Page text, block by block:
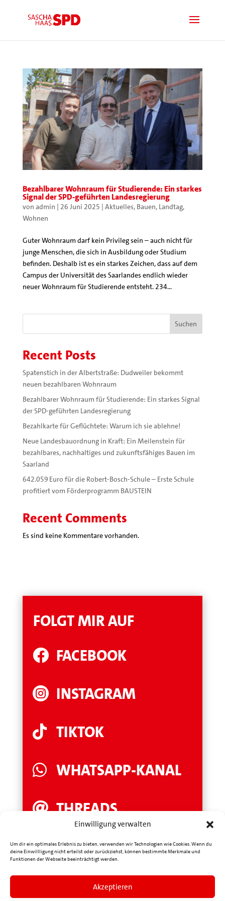
Einwilligung verwalten
Um dir ein optimales Erlebnis zu bieten, verwenden wir Technologien wie Cookies. Wenn du
deine Einwillligung nicht erteilst oder zurückziehst, können bestimmte Merkmale und
Funktionen der Webseite beeinträchtigt werden.
Akzeptieren
Bezahlbarer Wohnraum für Studierende: Ein starkes
Signal der SPD-geführten Landesregierung
von admin | 26 Juni 2025 | Aktuelles, Bauen, Landtag,
Wohnen
Guter Wohnraum darf kein Privileg sein – auch nicht für
junge Menschen, die sich in Ausbildung oder Studium
befinden. Deshalb ist es ein starkes Zeichen, dass auf dem
Campus der Universität des Saarlandes endlich wieder
neuer Wohnraum für Studierende entsteht. 234...
Suchen
Recent Posts
Spatenstich in der Albertstraße: Dudweiler bekommt
neuen bezahlbaren Wohnraum
Bezahlbarer Wohnraum für Studierende: Ein starkes Signal
der SPD-geführten Landesregierung
Bezahlkarte für Geflüchtete: Warum ich sie ablehne!
Neue Landesbauordnung in Kraft: Ein Meilenstein für
bezahlbares, nachhaltiges und zukunftsfähiges Bauen im
Saarland
642.059 Euro für die Robert-Bosch-Schule – Erste Schule
profitiert vom Förderprogramm BAUSTEIN
Recent Comments
Es sind keine Kommentare vorhanden.
FOLGT MIR AUF
 FACEBOOK
 INSTAGRAM
 TIKTOK
 WHATSAPP-KANAL
 THREADS
 LINKEDIN
YOUTUBE